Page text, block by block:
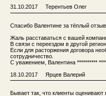
31.10.2017 Терентьев Олег
Спасибо Валентине за тёплый отзыв.
Жаль расставаться с вашей
В связи с переездом в другой
Если для расторжения договора
сотрудничество.
С уважением, Валентина **********
18.10.2017 Ярцев Валерий
Бывает так, что клиенты